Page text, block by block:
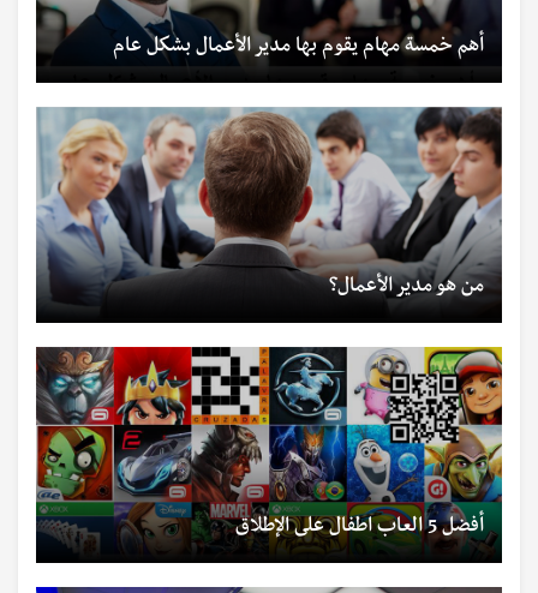
أهم خمسة مهام يقوم بها مدير الأعمال بشكل عام
من هو مدير الأعمال؟
أفضل 5 العاب اطفال على الإطلاق